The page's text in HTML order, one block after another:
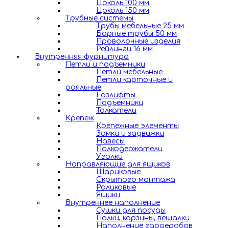
Цоколь 100 мм
Цоколь 150 мм
Трубные системы
Трубы мебельные 25 мм
Барные трубы 50 мм
Проволочные изделия
Рейлинги 16 мм
Внутренняя фурнитура
Петли и подъемники
Петли мебельные
Петли карточные и
рояльные
Газлифты
Подъемники
Толкатели
Крепеж
Крепежные элементы
Замки и задвижки
Навесы
Полкодержатели
Уголки
Направляющие для ящиков
Шариковые
Скрытого монтажа
Роликовые
Ящики
Внутреннее наполнение
Сушки для посуды
Полки, корзины, вешалки
Наполнение гардеробов